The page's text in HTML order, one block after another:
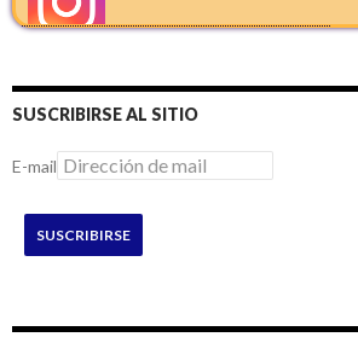
SUSCRIBIRSE AL SITIO
E-mail
SUSCRIBIRSE